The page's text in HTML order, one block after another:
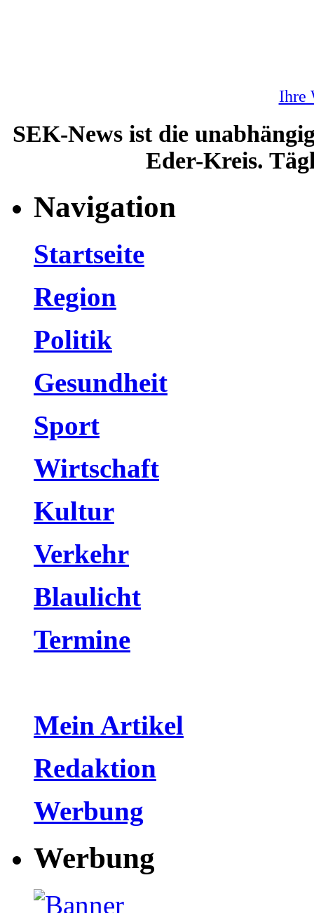
Ihre
SEK-News ist die
Eder-Kreis.
Navigation
Startseite
Region
Politik
Gesundheit
Sport
Wirtschaft
Kultur
Verkehr
Blaulicht
Termine
Mein Artikel
Redaktion
Werbung
Werbung